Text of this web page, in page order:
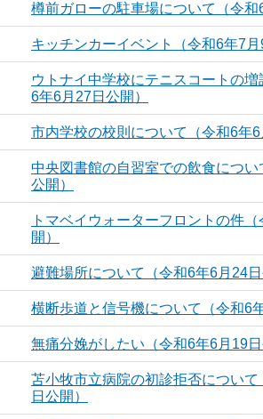
樽前ガローの駐車場について（令和
キッチンカーイベント（令和6年7月
ウトナイ中学校にテニスコートの
6年6月27日公開）
市内学校の校則について（令和6年6
中央図書館の自習室での飲食につい
公開）
トマベイウォーターフロントの件
開）
避難場所について（令和6年6月24日
横断歩道と信号機について（令和6
無痛分娩がしたい（令和6年6月19日
苫小牧市立病院の初診拒否について
日公開）